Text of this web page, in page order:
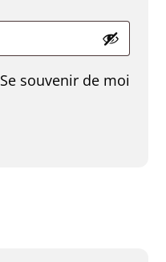
Se souvenir de moi